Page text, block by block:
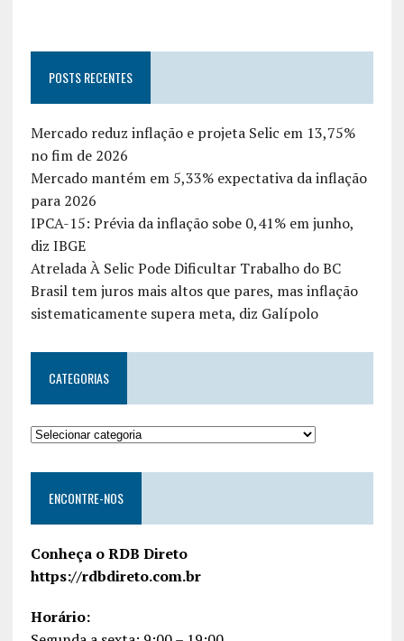
POSTS RECENTES
Mercado reduz inflação e projeta Selic em 13,75%
no fim de 2026
Mercado mantém em 5,33% expectativa da inflação
para 2026
IPCA-15: Prévia da inflação sobe 0,41% em junho,
diz IBGE
Atrelada À Selic Pode Dificultar Trabalho do BC
Brasil tem juros mais altos que pares, mas inflação
sistematicamente supera meta, diz Galípolo
CATEGORIAS
ENCONTRE-NOS
Conheça o RDB Direto
https://rdbdireto.com.br
Horário: